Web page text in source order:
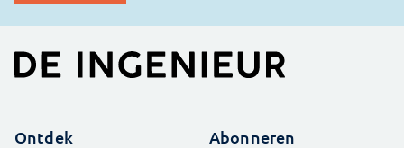
Ontdek Abonneren